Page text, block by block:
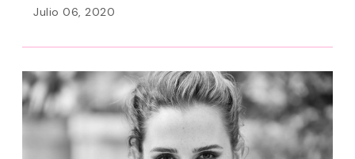
Julio 06, 2020